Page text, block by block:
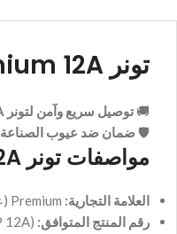
تونر HP Premium 12A أسود عالي الجودة (High Copy)
🚚 توصيل سريع وآمن لتونر HP Premium 12A عالي الجودة في جميع أنحاء مصر
🛡️ضمان ضد عيوب الصناعة
مواصفات تونر HP Premium 12A أسود عالي الجودة (High Copy)
العلامة التجارية:
رقم المنتج المتوافق: